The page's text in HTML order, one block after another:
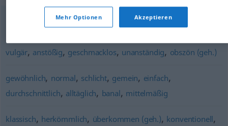
vulgär, anstößig, geschmacklos, unanständig, obszön (geh.)
gewöhnlich, normal, schlicht, gemein, einfach,
durchschnittlich, alltäglich, banal, mittelmäßig
klassisch, herkömmlich, überkommen (geh.), konventionell,
Mehr Optionen Akzeptieren